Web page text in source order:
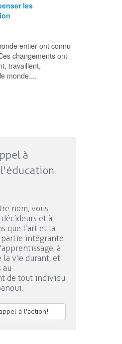
les
entier ont connu
changements ont
travaillent,
monde....
à
nom, vous
et à
que l’art et la
intégrante
à
la vie durant, et
au
de tout individu
à l'action!